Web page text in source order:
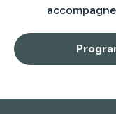
Blog
Contact